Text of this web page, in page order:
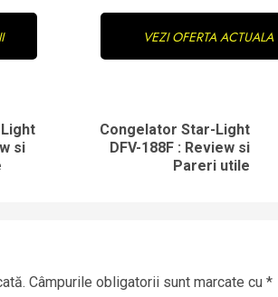
VEZI OFERTA ACTUALA
Previous
si
Next
Congelator Star-Light
DFV-188F : Review si
Pareri utile
Câmpurile obligatorii sunt marcate cu *